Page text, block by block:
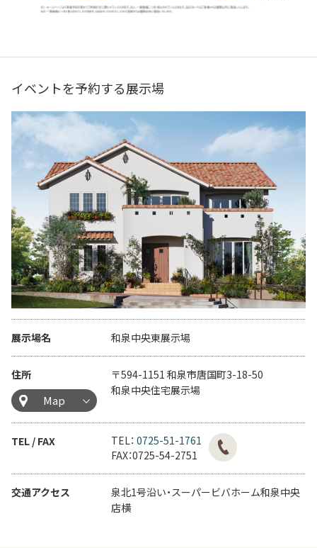
イベントを予約する展示場
展示場名 和泉中央東展示場
住所
Map
〒594-1151 和泉市唐国町3-18-50
和泉中央住宅展示場
TEL / FAX TEL： 0725-51-1761
FAX：0725-54-2751
交通アクセス
泉北1号沿い・スーパービバホーム和泉中央
店横